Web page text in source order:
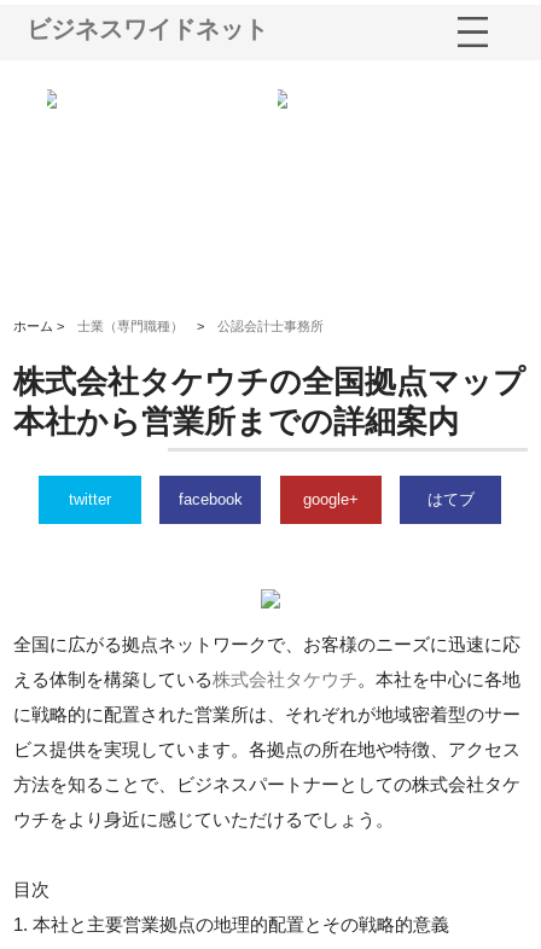
ビジネスワイドネット
ホーム >士業（専門職種） >公認会計士事務所
株式会社タケウチの全国拠点マップ
本社から営業所までの詳細案内
twitter facebook google+ はてブ
全国に広がる拠点ネットワークで、お客様のニーズに迅速に応
える体制を構築している株式会社タケウチ。本社を中心に各地
に戦略的に配置された営業所は、それぞれが地域密着型のサー
ビス提供を実現しています。各拠点の所在地や特徴、アクセス
方法を知ることで、ビジネスパートナーとしての株式会社タケ
ウチをより身近に感じていただけるでしょう。
目次
1. 本社と主要営業拠点の地理的配置とその戦略的意義